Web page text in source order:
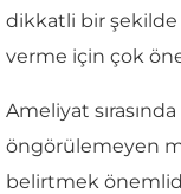
dikkatli bir
verme için çok
Ameliyat
öngörülemeyen
belirtmek